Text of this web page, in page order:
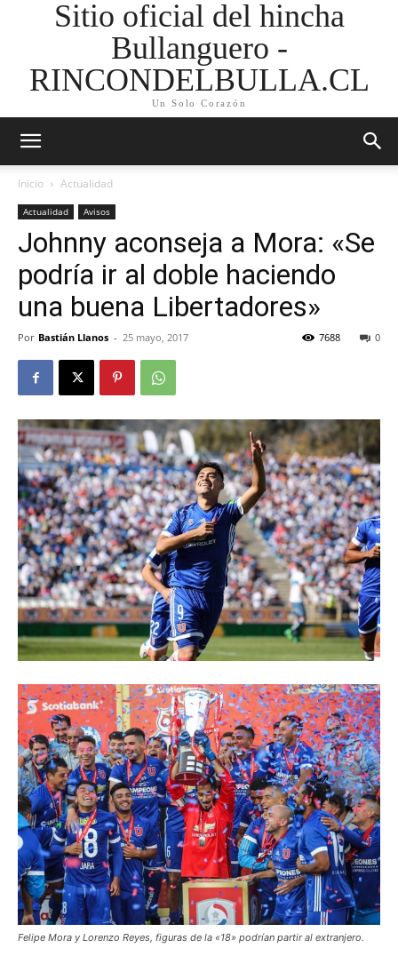
Sitio oficial del hincha
Bullanguero -
RINCONDELBULLA.CL
Un Solo Corazón
Inicio Actualidad
Actualidad Avisos
Johnny aconseja a Mora: «Se
podría ir al doble haciendo
una buena Libertadores»
Por Bastián Llanos - 25 mayo, 2017 0
7688
Felipe Mora y Lorenzo Reyes, figuras de la «18» podrían partir al extranjero.